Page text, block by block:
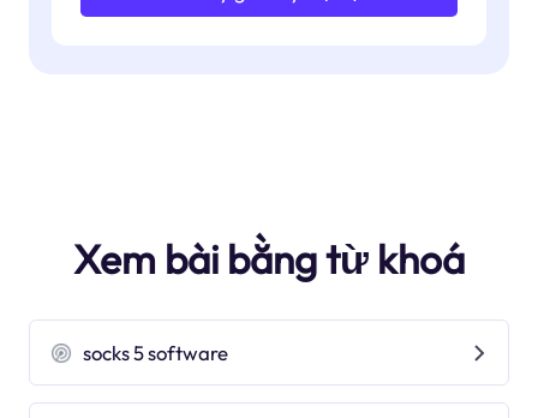
Xem bài bằng từ khoá
socks 5 software